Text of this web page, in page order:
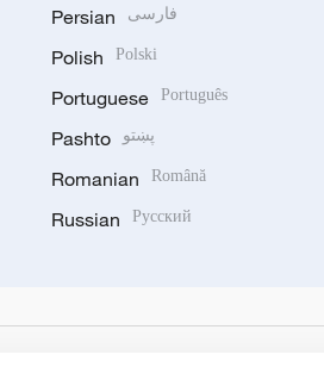
Persian فارسی
Polish Polski
Portuguese Português
Pashto پښتو
Romanian Română
Russian Русский